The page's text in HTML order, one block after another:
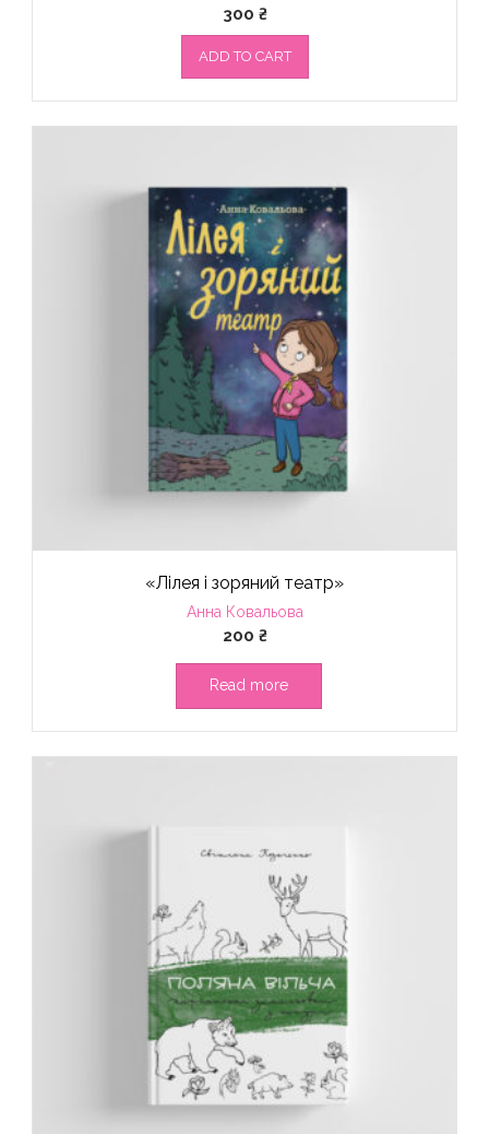
300 ₴
ADD TO CART
«Лілея і зоряний театр»
Анна Ковальова
200 ₴
Read more